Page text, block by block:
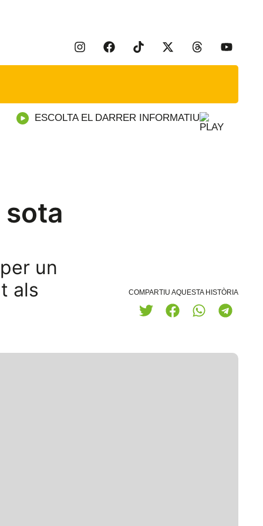
ESCOLTA EL DARRER INFORMATIU
un
als
COMPARTIU AQUESTA HISTÒRIA